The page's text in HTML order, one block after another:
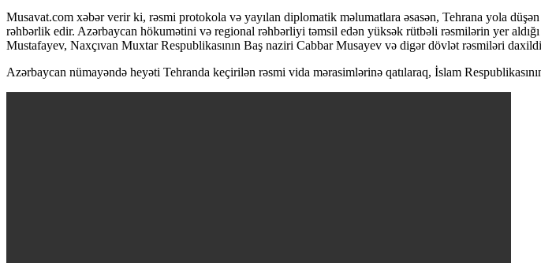
Musavat.com xəbər verir ki, rəsmi protokola və yayılan diplomatik məlumatlara əsasən, Tehrana yola
rəhbərlik edir. Azərbaycan hökumətini və regional rəhbərliyi təmsil edən yüksək rütbəli rəsmilərin yer
Mustafayev, Naxçıvan Muxtar Respublikasının Baş naziri Cabbar Musayev və digər dövlət rəsmiləri
Azərbaycan nümayəndə heyəti Tehranda keçirilən rəsmi vida mərasimlərinə qatılaraq, İslam